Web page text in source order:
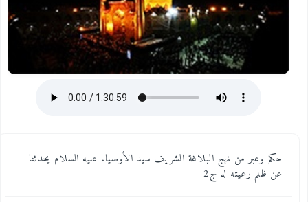
حكم وعبر من نهج البلاغة الشريف سيد الأوصياء عليه السلام يحدثنا
عن ظلم رعيته له ج2